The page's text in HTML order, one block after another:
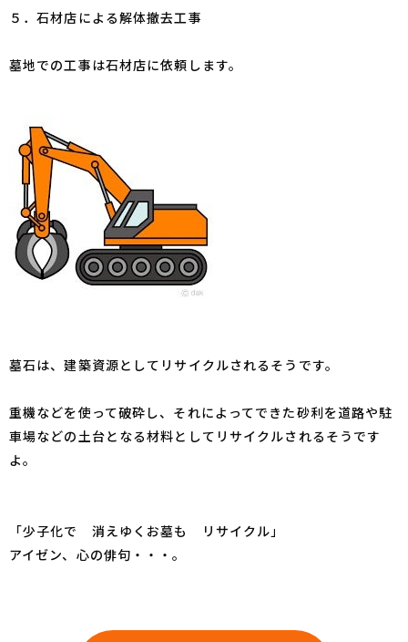
５．石材店による解体撤去工事
墓地での工事は石材店に依頼します。
墓石は、建築資源としてリサイクルされるそうです。
重機などを使って破砕し、それによってできた砂利を道路や駐
車場などの土台となる材料としてリサイクルされるそうです
よ。
「少子化で 消えゆくお墓も リサイクル」
アイゼン、心の俳句・・・。